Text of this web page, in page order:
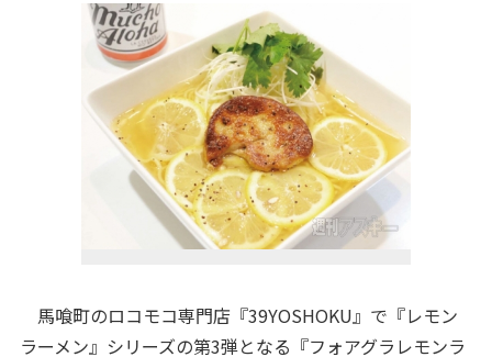
馬喰町のロコモコ専門店『39YOSHOKU』で『レモン
ラーメン』シリーズの第3弾となる『フォアグラレモンラ